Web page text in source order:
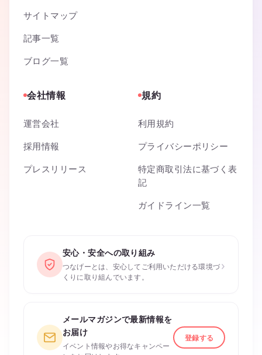
サイトマップ
記事一覧
ブログ一覧
会社情報
運営会社
採用情報
プレスリリース
規約
利用規約
プライバシーポリシー
特定商取引法に基づく表
記
ガイドライン一覧
安心・安全への取り組み
つなげーとは、安心してご利用いただける環境づ
くりに取り組んでいます。
›
メールマガジンで最新情報を
お届け
イベント情報やお得なキャンペー
登録する